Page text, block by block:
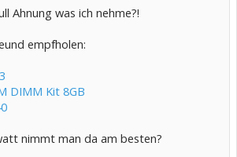
Ahnung was ich nehme?!
empfholen:
DIMM Kit 8GB
nimmt man da am besten?